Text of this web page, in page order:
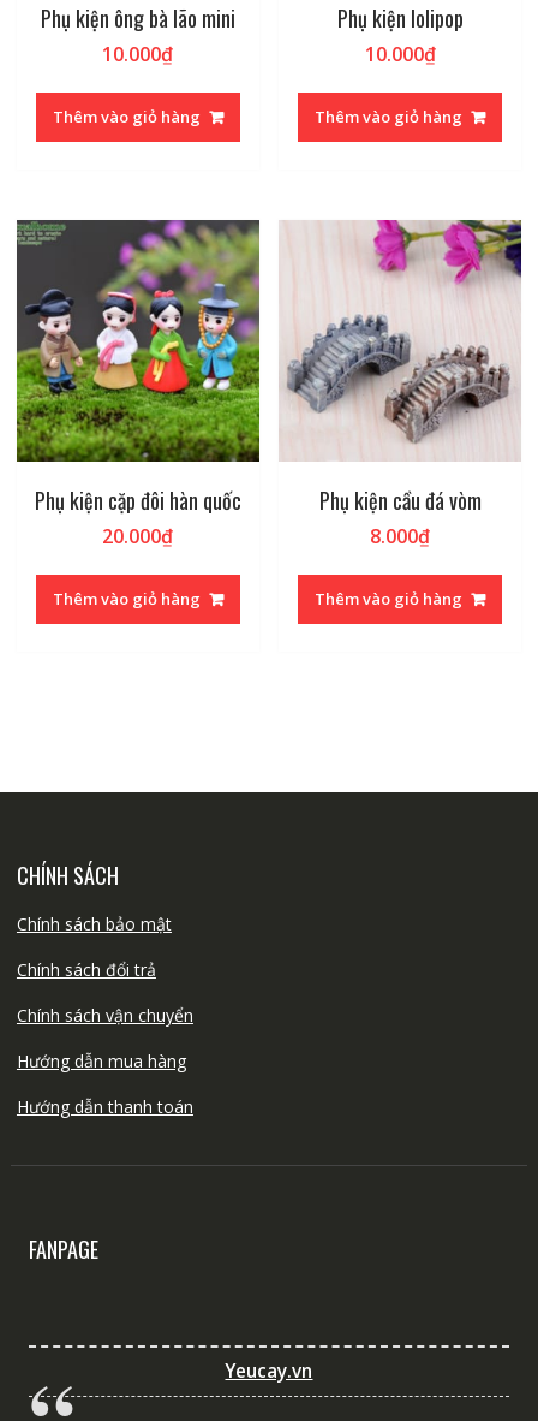
Phụ kiện ông bà lão mini
10.000₫
Thêm vào giỏ hàng
Phụ kiện lolipop
10.000₫
Thêm vào giỏ hàng
Phụ kiện cặp đôi hàn quốc
20.000₫
Thêm vào giỏ hàng
Phụ kiện cầu đá vòm
8.000₫
Thêm vào giỏ hàng
CHÍNH SÁCH
Chính sách bảo mật
Chính sách đổi trả
Chính sách vận chuyển
Hướng dẫn mua hàng
Hướng dẫn thanh toán
FANPAGE
Yeucay.vn